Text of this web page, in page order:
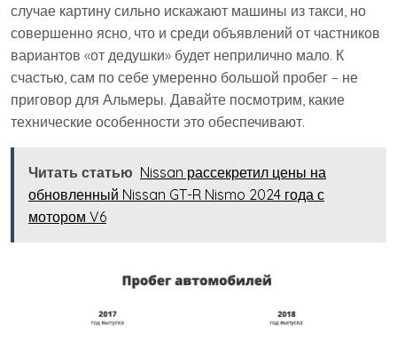
случае картину сильно искажают машины из такси, но
совершенно ясно, что и среди объявлений от частников
вариантов «от дедушки» будет неприлично мало. К
счастью, сам по себе умеренно большой пробег – не
приговор для Альмеры. Давайте посмотрим, какие
технические особенности это обеспечивают.
Читать статью Nissan рассекретил цены на
обновленный Nissan GT-R Nismo 2024 года с
мотором V6